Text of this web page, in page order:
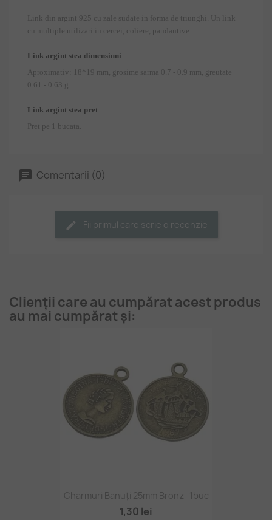
Link din argint 925 cu zale sudate in forma de triunghi. Un link
cu multiple utilizari in cercei, coliere, pandantive.
Link argint stea dimensiuni
Aproximativ: 18*19 mm, grosime sarma 0.7 - 0.9 mm, greutate
0.61 - 0.63 g.
Link argint stea pret
Pret pe 1 bucata.
Comentarii (0)
Fii primul care scrie o recenzie
Clienții care au cumpărat acest produs
au mai cumpărat și:
Charmuri Banuți 25mm Bronz -1buc
1,30 lei